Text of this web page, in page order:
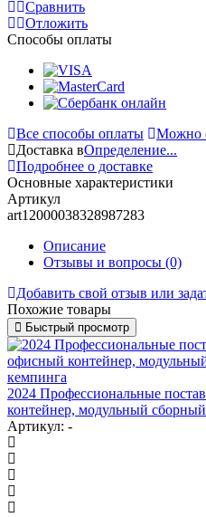
Сравнить
Отложить
Способы оплаты
Все способы оплаты
Можно
Доставка вОпределение...
Подробнее о доставке
Основные характеристики
Артикул
art12000038328987283
Описание
Отзывы и вопросы (0)
Добавить свой отзыв или
Похожие товары
Быстрый просмотр
2024 Профессиональные
контейнер, модульный
Артикул: -